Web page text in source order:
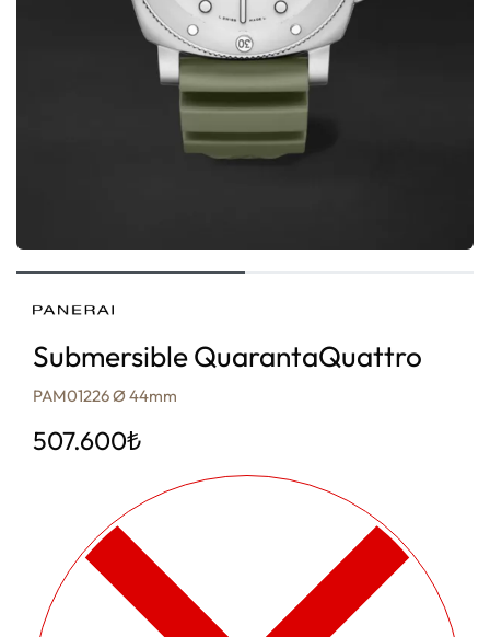
Submersible QuarantaQuattro
PAM01226 Ø 44mm
507.600₺